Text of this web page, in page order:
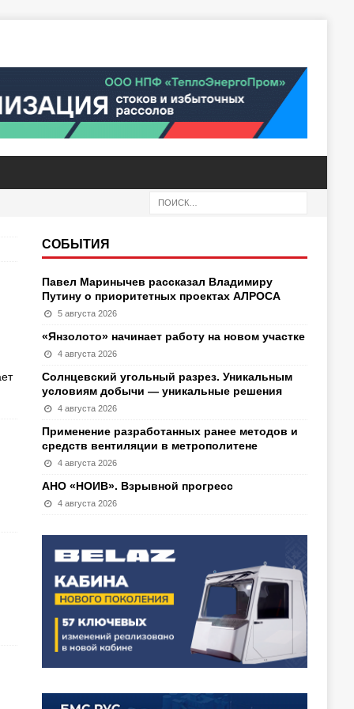
СОБЫТИЯ
Павел Маринычев рассказал Владимиру
Путину о приоритетных проектах АЛРОСА
5 августа 2026
«Янзолото» начинает работу на новом участке
4 августа 2026
Солнцевский угольный разрез. Уникальным
условиям добычи — уникальные решения
4 августа 2026
Применение разработанных ранее методов и
средств вентиляции в метрополитене
4 августа 2026
АНО «НОИВ». Взрывной прогресс
4 августа 2026